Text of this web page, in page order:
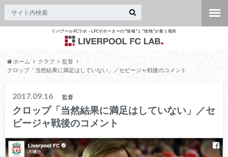
リバプールFCラボ – LFCサポーターの"情報"と"情熱"が集う場所
ホーム クラブ
監督
クロップ「当然結果に満足はしていない」／セビージャ戦後のコメント
2017.09.16 監督
クロップ「当然結果に満足はしていない」／セ
ビージャ戦後のコメント